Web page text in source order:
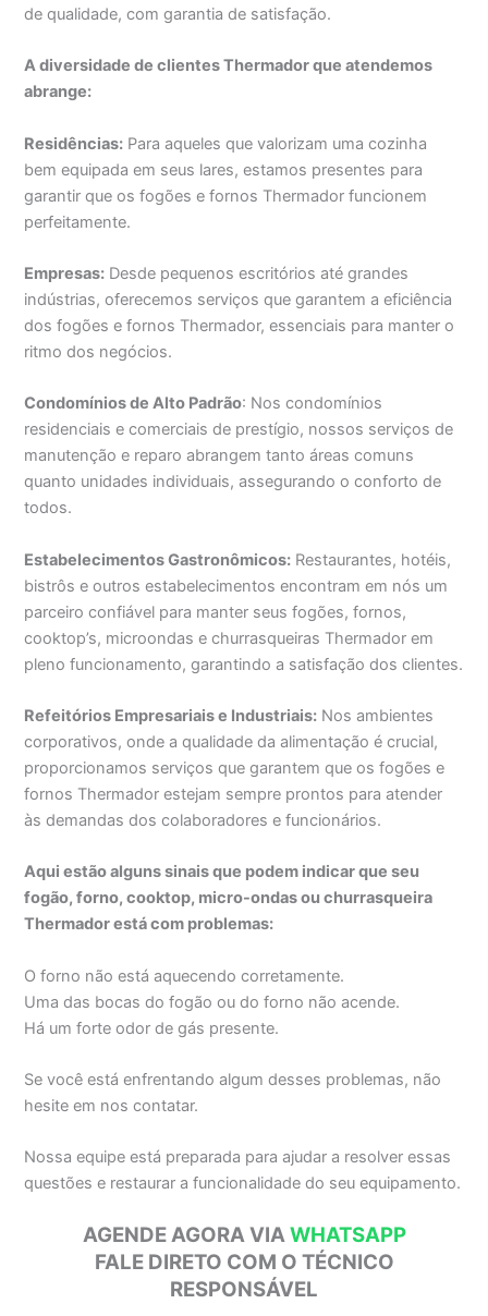
de qualidade, com garantia de satisfação.
A diversidade de clientes Thermador que atendemos
abrange:
Residências: Para aqueles que valorizam uma cozinha
bem equipada em seus lares, estamos presentes para
garantir que os fogões e fornos Thermador funcionem
perfeitamente.
Empresas: Desde pequenos escritórios até grandes
indústrias, oferecemos serviços que garantem a eficiência
dos fogões e fornos Thermador, essenciais para manter o
ritmo dos negócios.
Condomínios de Alto Padrão: Nos condomínios
residenciais e comerciais de prestígio, nossos serviços de
manutenção e reparo abrangem tanto áreas comuns
quanto unidades individuais, assegurando o conforto de
todos.
Estabelecimentos Gastronômicos: Restaurantes, hotéis,
bistrôs e outros estabelecimentos encontram em nós um
parceiro confiável para manter seus fogões, fornos,
cooktop’s, microondas e churrasqueiras Thermador em
pleno funcionamento, garantindo a satisfação dos clientes.
Refeitórios Empresariais e Industriais: Nos ambientes
corporativos, onde a qualidade da alimentação é crucial,
proporcionamos serviços que garantem que os fogões e
fornos Thermador estejam sempre prontos para atender
às demandas dos colaboradores e funcionários.
Aqui estão alguns sinais que podem indicar que seu
fogão, forno, cooktop, micro-ondas ou churrasqueira
Thermador está com problemas:
O forno não está aquecendo corretamente.
Uma das bocas do fogão ou do forno não acende.
Há um forte odor de gás presente.
Se você está enfrentando algum desses problemas, não
hesite em nos contatar.
Nossa equipe está preparada para ajudar a resolver essas
questões e restaurar a funcionalidade do seu equipamento.
AGENDE AGORA VIAWHATSAPP
FALE DIRETO COM O TÉCNICO
RESPONSÁVEL